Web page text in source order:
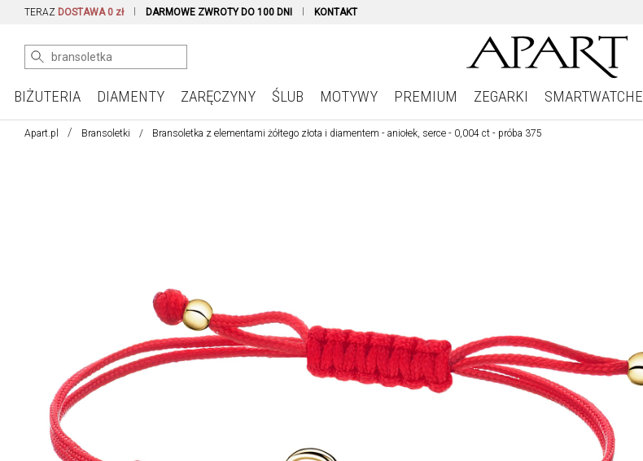
TERAZ DOSTAWA 0 zł DARMOWE ZWROTY DO 100 DNI KONTAKT
BIŻUTERIA DIAMENTY ZARĘCZYNY ŚLUB MOTYWY PREMIUM ZEGARKI SMARTWATCHE
Apart.pl Bransoletki Bransoletka z elementami żółtego złota i diamentem - aniołek, serce - 0,004 ct - próba 375